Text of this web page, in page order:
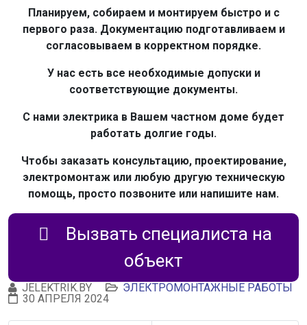
Планируем, собираем и монтируем быстро и с
первого раза. Документацию подготавливаем и
согласовываем в корректном порядке.
У нас есть все необходимые допуски и
соответствующие документы.
С нами электрика в Вашем частном доме будет
работать долгие годы.
Чтобы заказать консультацию, проектирование,
электромонтаж или любую другую техническую
помощь, просто позвоните или напишите нам.
Вызвать специалиста на
объект
JELEKTRIK.BY
ЭЛЕКТРОМОНТАЖНЫЕ РАБОТЫ
30 АПРЕЛЯ 2024